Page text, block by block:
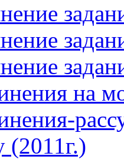
на
(2011г.)